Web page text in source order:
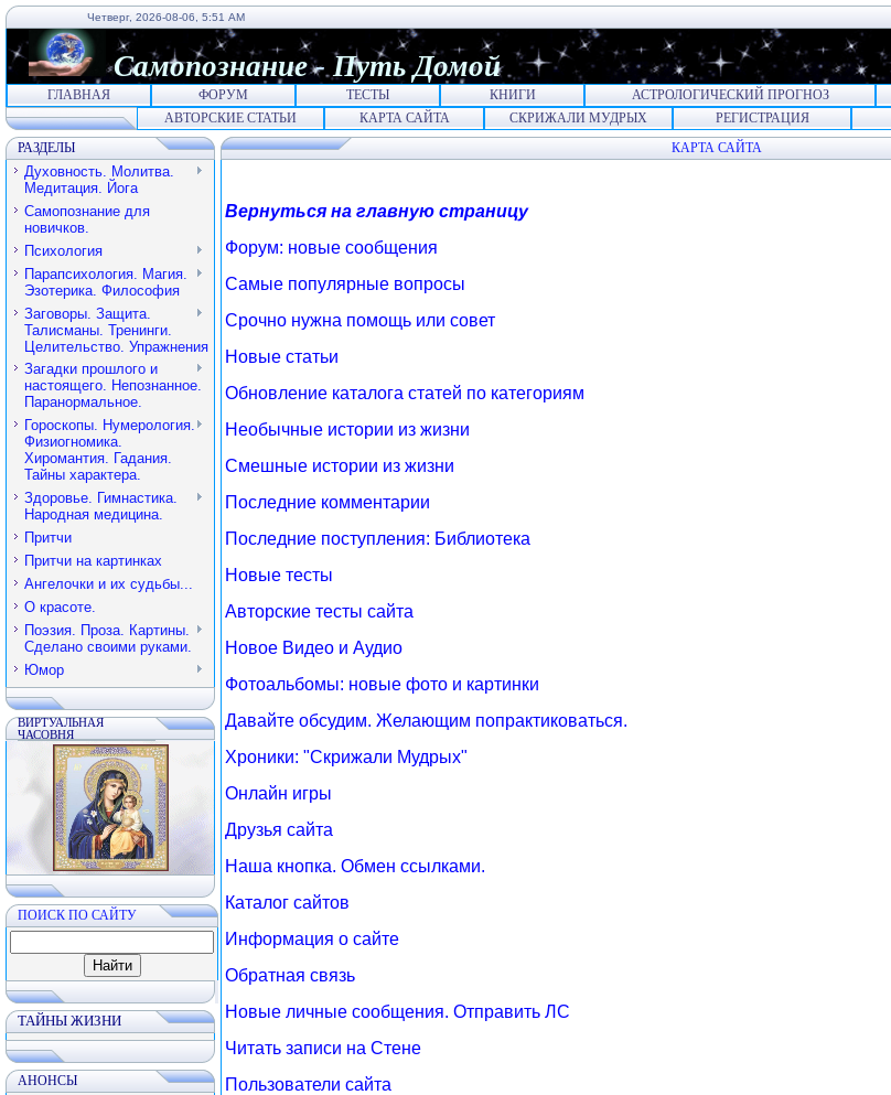
Четверг, 2026-08-06, 5:51 AM
Самопознание- Путь Домой
ГЛАВНАЯ ФОРУМ ТЕСТЫ КНИГИ АСТРОЛОГИЧЕСКИЙ ПРОГНОЗ
АВТОРСКИЕ СТАТЬИ
КАРТА САЙТА СКРИЖАЛИ МУДРЫХ РЕГИСТРАЦИЯ
РАЗДЕЛЫ
Духовность. Молитва.
Медитация. Йога
Самопознание для
новичков.
Психология
Парапсихология. Магия.
Эзотерика. Философия
Заговоры. Защита.
Талисманы. Тренинги.
Целительство. Упражнения
Загадки прошлого и
настоящего. Непознанное.
Паранормальное.
Гороскопы. Нумерология.
Физиогномика.
Хиромантия. Гадания.
Тайны характера.
Здоровье. Гимнастика.
Народная медицина.
Притчи
Притчи на картинках
Ангелочки и их судьбы...
О красоте.
Поэзия. Проза. Картины.
Сделано своими руками.
Юмор
ВИРТУАЛЬНАЯ
ЧАСОВНЯ
ПОИСК ПО САЙТУ
ТАЙНЫ ЖИЗНИ
АНОНСЫ
КАРТА САЙТА
Вернуться на главную страницу
Форум: новые сообщения
Самые популярные вопросы
Срочно нужна помощь или совет
Новые статьи
Обновление каталога статей по категориям
Необычные истории из жизни
Смешные истории из жизни
Последние комментарии
Последние поступления: Библиотека
Новые тесты
Авторские тесты сайта
Новое Видео и Аудио
Фотоальбомы: новые фото и картинки
Давайте обсудим. Желающим попрактиковаться.
Хроники: "Скрижали Мудрых"
Онлайн игры
Друзья сайта
Наша кнопка. Обмен ссылками.
Каталог сайтов
Информация о сайте
Обратная связь
Новые личные сообщения. Отправить ЛС
Читать записи на Стене
Пользователи сайта